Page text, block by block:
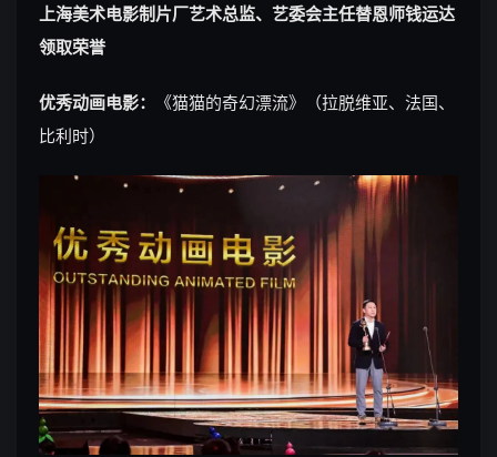
上海美术电影制片厂艺术总监、艺委会主任替恩师钱运达
领取荣誉
优秀动画电影：
《猫猫的奇幻漂流》（拉脱维亚、法国、
比利时）